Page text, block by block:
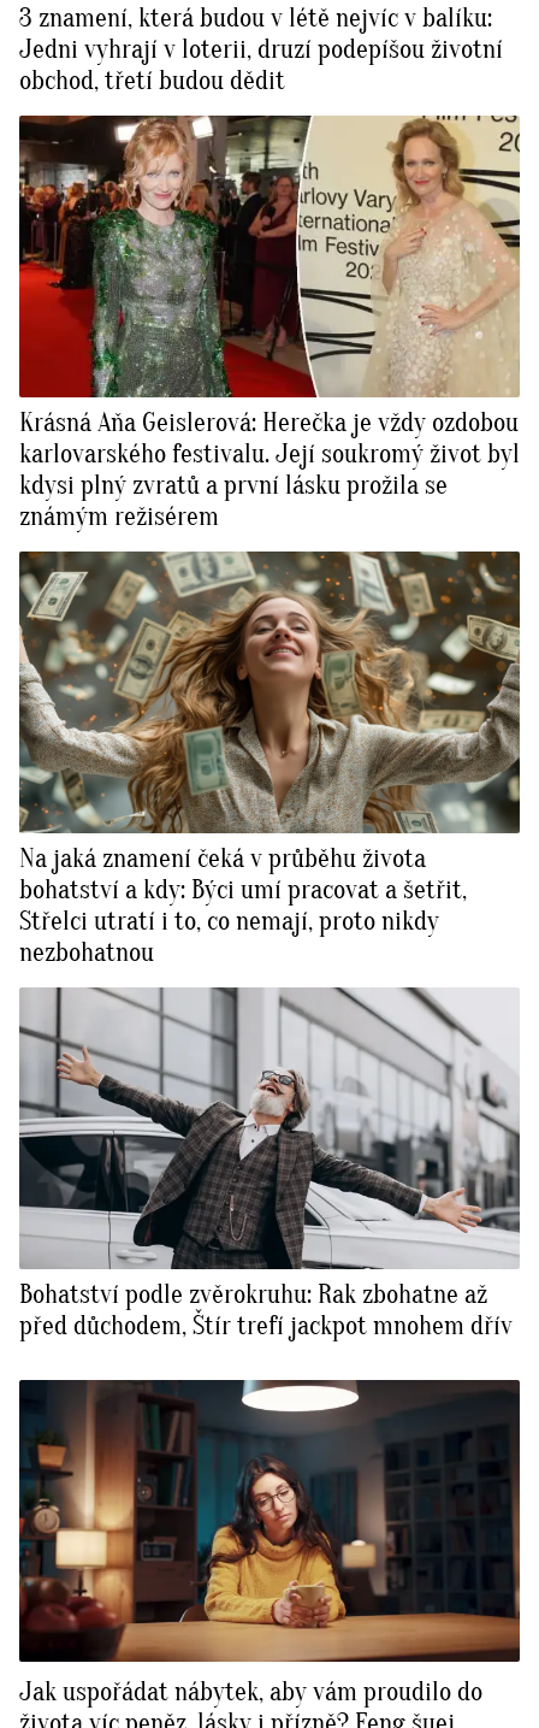
3 znamení, která budou v létě nejvíc v balíku:
Jedni vyhrají v loterii, druzí podepíšou životní
obchod, třetí budou dědit
Krásná Aňa Geislerová: Herečka je vždy ozdobou
karlovarského festivalu. Její soukromý život byl
kdysi plný zvratů a první lásku prožila se
známým režisérem
Na jaká znamení čeká v průběhu života
bohatství a kdy: Býci umí pracovat a šetřit,
Střelci utratí i to, co nemají, proto nikdy
nezbohatnou
Bohatství podle zvěrokruhu: Rak zbohatne až
před důchodem, Štír trefí jackpot mnohem dřív
Jak uspořádat nábytek, aby vám proudilo do